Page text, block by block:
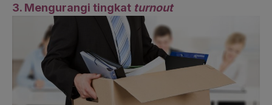
3. Mengurangi tingkat turnout